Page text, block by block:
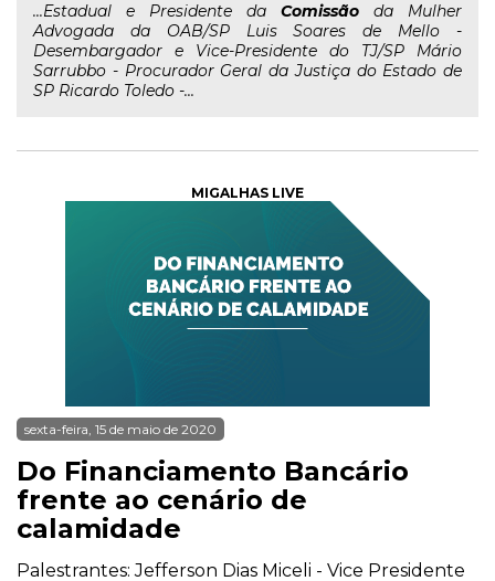
...Estadual e Presidente da Comissão da Mulher
Advogada da OAB/SP Luis Soares de Mello -
Desembargador e Vice-Presidente do TJ/SP Mário
Sarrubbo - Procurador Geral da Justiça do Estado de
SP Ricardo Toledo -...
MIGALHAS LIVE
sexta-feira, 15 de maio de 2020
Do Financiamento Bancário
frente ao cenário de
calamidade
Palestrantes: Jefferson Dias Miceli - Vice Presidente